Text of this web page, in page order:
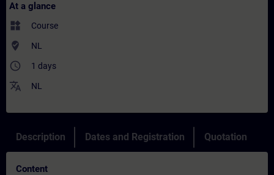
At a glance
widgets Course
where_to_vote NL
access_time 1 days
translate NL
Description Dates and Registration Quotation
Content